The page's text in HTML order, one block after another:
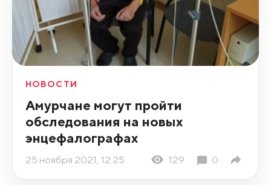
НОВОСТИ
Амурчане могут пройти
обследования на новых
энцефалографах
25 ноября 2021, 12:25 129 0